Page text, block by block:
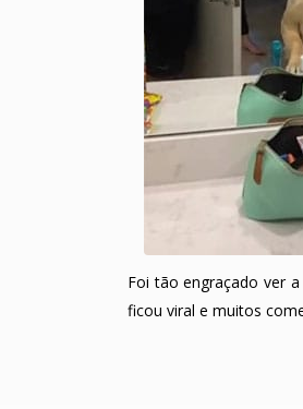
Foi tão engraçado ver
ficou viral e muitos